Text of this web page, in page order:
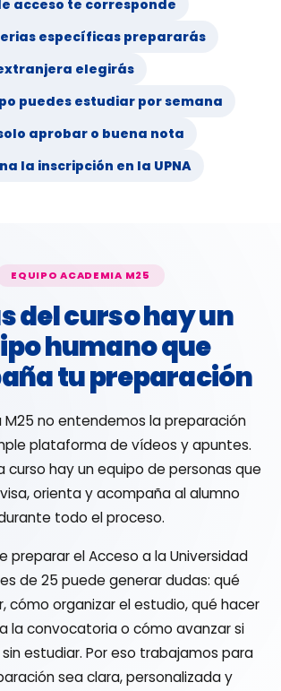
acceso te corresponde
específicas prepararás
elegirás
puedes estudiar por semana
aprobar o buena nota
la inscripción en la UPNA
EQUIPO ACADEMIA M25
del curso hay un
humano que
tu preparación
M25 no entendemos la preparación
plataforma de vídeos y apuntes.
curso hay un equipo de personas que
orienta y acompaña al alumno
todo el proceso.
preparar el Acceso a la Universidad
de 25 puede generar dudas: qué
cómo organizar el estudio, qué hacer
la convocatoria o cómo avanzar si
estudiar. Por eso trabajamos para
sea clara, personalizada y